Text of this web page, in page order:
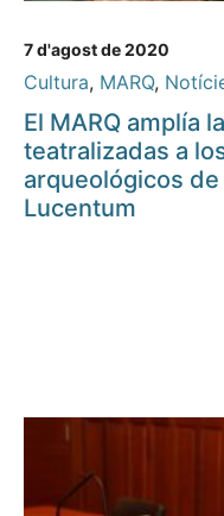
7 d'agost de 2020
Cultura, MARQ,
El MARQ amplía
teatralizadas a
arqueológicos
Lucentum